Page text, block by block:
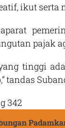
ikut serta
pajak
tinggi
tandas
342